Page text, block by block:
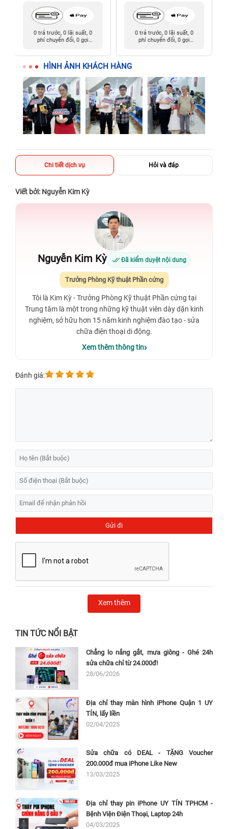
0 trả trước, 0 lãi suất, 0
phí chuyển đổi, 0 gọi
0 trả trước, 0 lãi suất, 0
phí chuyển đổi, 0 gọi
HÌNH ẢNH KHÁCH HÀNG
Chi tiết dịch vụ Hỏi và đáp
Viết bởi: Nguyễn Kim Kỳ
Nguyễn Kim Kỳ Đã kiểm duyệt nội dung
Trưởng Phòng Kỹ thuật Phần cứng
Tôi là Kim Kỳ - Trưởng Phòng Kỹ thuật Phần cứng tại
Trung tâm là một trong những kỹ thuật viên dày dặn kinh
nghiệm, sở hữu hơn 15 năm kinh nghiệm đào tạo - sửa
chữa điện thoại di động.
Xem thêm thông tin
Đánh giá:
Xem thêm
TIN TỨC NỔI BẬT
Chẳng lo nắng gắt, mưa giông - Ghé 24h
sửa chữa chỉ từ 24.000đ!
28/06/2026
Địa chỉ thay màn hình iPhone Quận 1 UY
TÍN, lấy liền
02/04/2025
Sửa chữa có DEAL - TẶNG Voucher
200.000đ mua iPhone Like New
13/03/2025
Địa chỉ thay pin iPhone UY TÍN TPHCM -
Bệnh Viện Điện Thoại, Laptop 24h
04/03/2025